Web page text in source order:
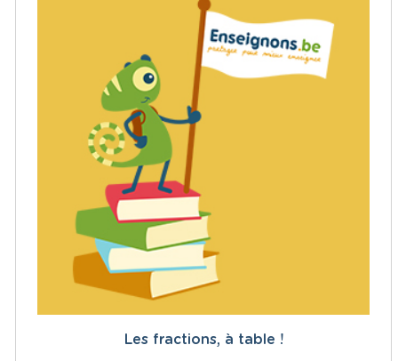
Les fractions, à table !